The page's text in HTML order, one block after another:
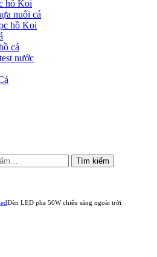
hồ Koi
nuôi cá
hồ Koi
cá
nước
Tìm kiếm
Đèn LED pha 50W chiếu sáng ngoài trời